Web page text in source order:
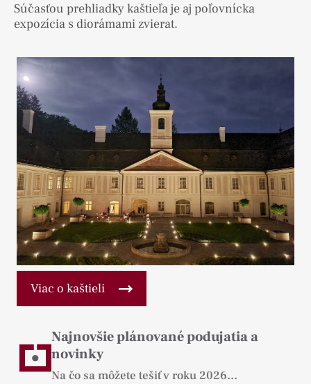
Súčasťou prehliadky kaštieľa je aj poľovnícka
expozícia s diorámami zvierat.
Viac o kaštieli
Najnovšie plánované podujatia a
novinky
Na čo sa môžete tešiť v roku 2026...